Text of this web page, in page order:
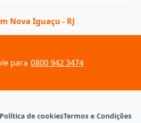
Nova Iguaçu - RJ
para 0800 942 3474
Política de cookiesTermos e Condições